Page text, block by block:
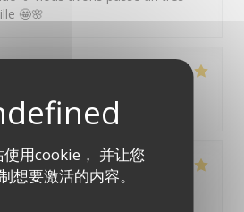
用cookie， 并让您
想要激活的内容。
🤩🌸
:5 /5 质价比: 3/5
2